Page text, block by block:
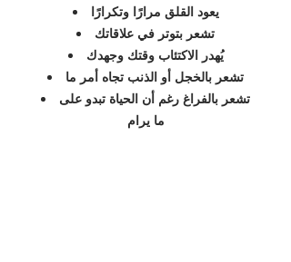
يعود القلق مرارًا وتكرارًا
تشعر بتوتر في علاقاتك
يُهدر الاكتئاب وقتك وجهدك
تشعر بالخجل أو الذنب تجاه أمر ما
تشعر بالفراغ رغم أن الحياة تبدو على
ما يرام